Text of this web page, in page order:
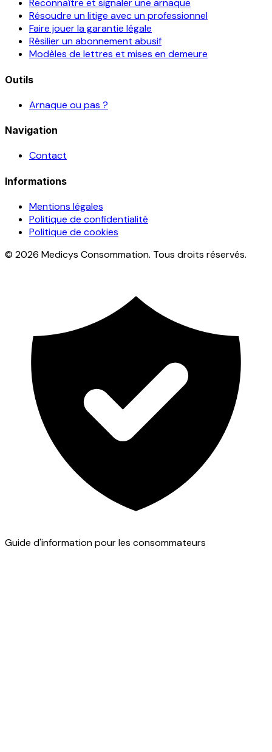
Reconnaître et signaler une arnaque
Résoudre un litige avec un professionnel
Faire jouer la garantie légale
Résilier un abonnement abusif
Modèles de lettres et mises en demeure
Outils
Arnaque ou pas ?
Navigation
Contact
Informations
Mentions légales
Politique de confidentialité
Politique de cookies
© 2026 Medicys Consommation. Tous droits réservés.
Guide d'information pour les consommateurs